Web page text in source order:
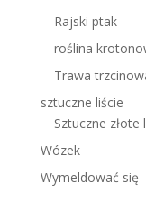
Rajski ptak
roślina
Trawa
sztuczne liście
Sztuczne złote
Wózek
Wymeldować się